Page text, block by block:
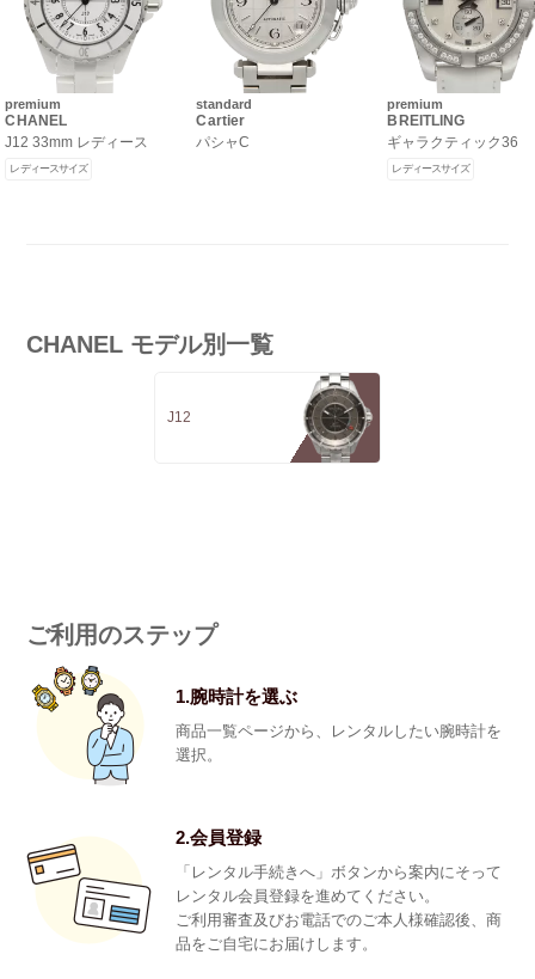
premium
CHANEL
J12 33mm レディース
レディースサイズ
standard
Cartier
パシャC
premium
BREITLING
ギャラクティック36
レディースサイズ
CHANEL モデル別一覧
J12
ご利用のステップ
1.腕時計を選ぶ
商品一覧ページから、レンタルしたい腕時計を
選択。
2.会員登録
「レンタル手続きへ」ボタンから案内にそって
レンタル会員登録を進めてください。
ご利用審査及びお電話でのご本人様確認後、商
品をご自宅にお届けします。